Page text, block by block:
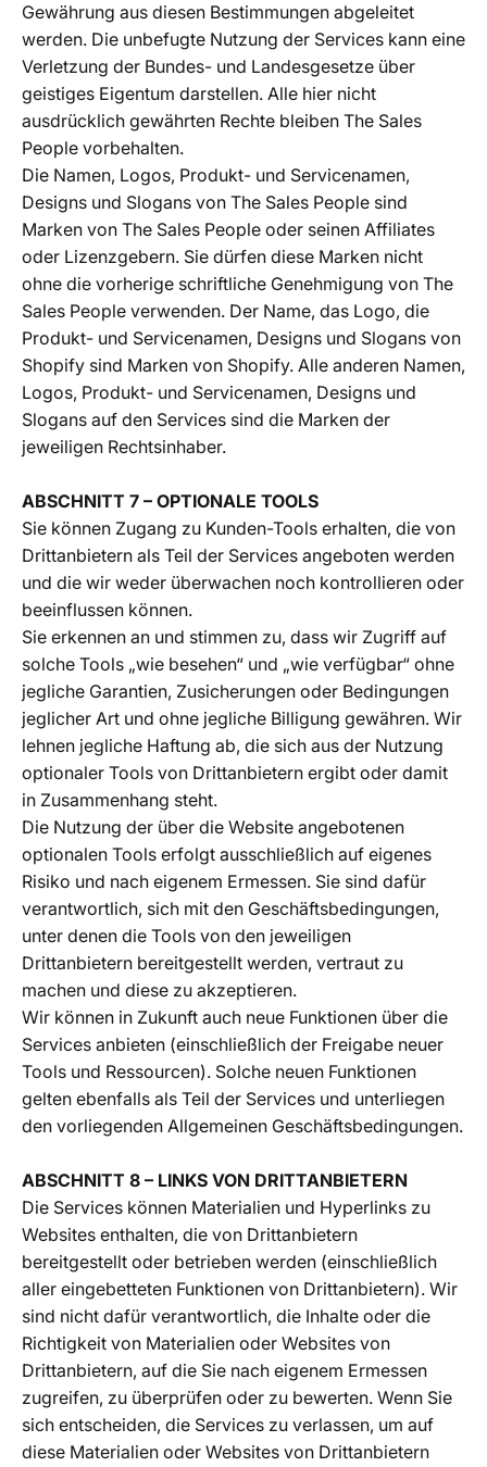
Gewährung aus diesen Bestimmungen abgeleitet
werden. Die unbefugte Nutzung der Services kann eine
Verletzung der Bundes- und Landesgesetze über
geistiges Eigentum darstellen. Alle hier nicht
ausdrücklich gewährten Rechte bleiben The Sales
People vorbehalten.
Die Namen, Logos, Produkt- und Servicenamen,
Designs und Slogans von The Sales People sind
Marken von The Sales People oder seinen Affiliates
oder Lizenzgebern. Sie dürfen diese Marken nicht
ohne die vorherige schriftliche Genehmigung von The
Sales People verwenden. Der Name, das Logo, die
Produkt- und Servicenamen, Designs und Slogans von
Shopify sind Marken von Shopify. Alle anderen Namen,
Logos, Produkt- und Servicenamen, Designs und
Slogans auf den Services sind die Marken der
jeweiligen Rechtsinhaber.
ABSCHNITT 7 – OPTIONALE TOOLS
Sie können Zugang zu Kunden-Tools erhalten, die von
Drittanbietern als Teil der Services angeboten werden
und die wir weder überwachen noch kontrollieren oder
beeinflussen können.
Sie erkennen an und stimmen zu, dass wir Zugriff auf
solche Tools „wie besehen“ und „wie verfügbar“ ohne
jegliche Garantien, Zusicherungen oder Bedingungen
jeglicher Art und ohne jegliche Billigung gewähren. Wir
lehnen jegliche Haftung ab, die sich aus der Nutzung
optionaler Tools von Drittanbietern ergibt oder damit
in Zusammenhang steht.
Die Nutzung der über die Website angebotenen
optionalen Tools erfolgt ausschließlich auf eigenes
Risiko und nach eigenem Ermessen. Sie sind dafür
verantwortlich, sich mit den Geschäftsbedingungen,
unter denen die Tools von den jeweiligen
Drittanbietern bereitgestellt werden, vertraut zu
machen und diese zu akzeptieren.
Wir können in Zukunft auch neue Funktionen über die
Services anbieten (einschließlich der Freigabe neuer
Tools und Ressourcen). Solche neuen Funktionen
gelten ebenfalls als Teil der Services und unterliegen
den vorliegenden Allgemeinen Geschäftsbedingungen.
ABSCHNITT 8 – LINKS VON DRITTANBIETERN
Die Services können Materialien und Hyperlinks zu
Websites enthalten, die von Drittanbietern
bereitgestellt oder betrieben werden (einschließlich
aller eingebetteten Funktionen von Drittanbietern). Wir
sind nicht dafür verantwortlich, die Inhalte oder die
Richtigkeit von Materialien oder Websites von
Drittanbietern, auf die Sie nach eigenem Ermessen
zugreifen, zu überprüfen oder zu bewerten. Wenn Sie
sich entscheiden, die Services zu verlassen, um auf
diese Materialien oder Websites von Drittanbietern